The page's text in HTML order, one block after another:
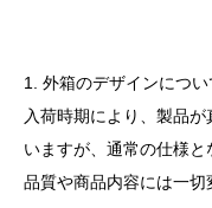
1. 外箱のデザインについ
入荷時期により、製品
いますが、通常の仕様と
品質や商品内容には一切